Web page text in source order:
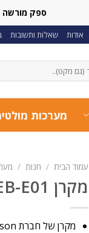
ספק מורשה
אודות שאלות ותשובות
מערכות
עמוד הבית / חנות /
מקרן Epson EB-E01 אפסון